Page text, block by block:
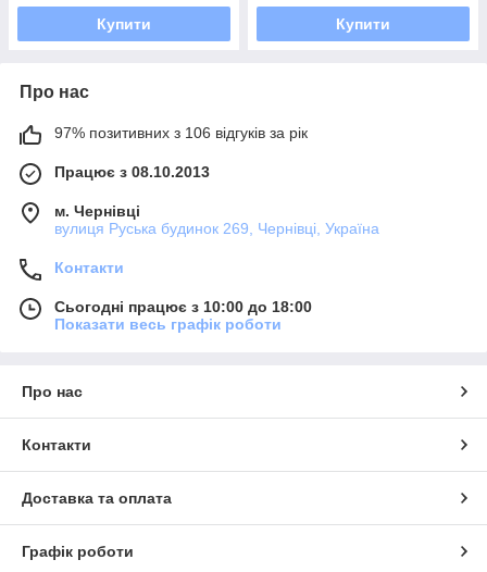
Купити Купити
Про нас
97% позитивних з 106 відгуків за рік
Працює з 08.10.2013
м. Чернівці
вулиця Руська будинок 269, Чернівці, Україна
Контакти
Сьогодні працює з 10:00 до 18:00
Показати весь графік роботи
Про нас
Контакти
Доставка та оплата
Графік роботи